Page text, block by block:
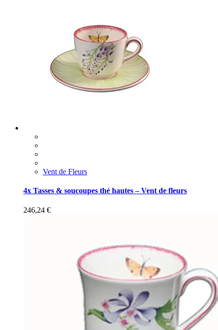
Vent de Fleurs
4x Tasses & soucoupes thé hautes – Vent de fleurs
246,24 €